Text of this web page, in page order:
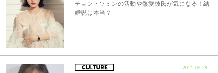
チョン・ソミンの活動や熱愛彼氏が気になる！結
婚説は本当？
2021.09.29